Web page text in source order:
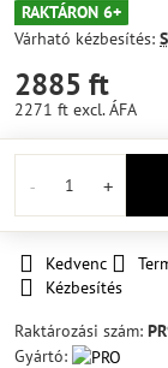
RAKTÁRON 6+
Várható kézbesítés:
2885 ft
2271 ft excl. ÁFA
Kedvenc
Kézbesítés
Raktározási szám:
Gyártó: